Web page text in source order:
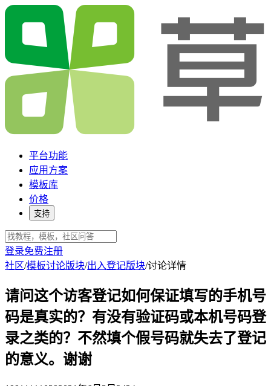
平台功能
应用方案
模板库
价格
支持
登录免费注册
社区/模板讨论版块/出入登记版块/讨论详情
请问这个访客登记如何保证填写的手机号
码是真实的？有没有验证码或本机号码登
录之类的？不然填个假号码就失去了登记
的意义。谢谢